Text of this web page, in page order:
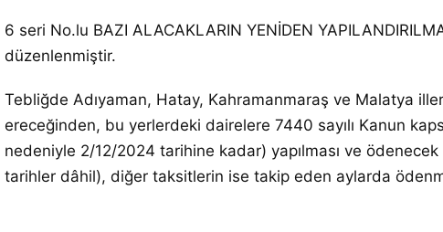
6 seri No.lu BAZI ALACAKLARIN YENİDEN
düzenlenmiştir.
Tebliğde Adıyaman, Hatay, Kahramanmaraş ve Malatya
ereceğinden, bu yerlerdeki dairelere 7440 sayılı Kanun
nedeniyle 2/12/2024 tarihine kadar) yapılması ve
tarihler dâhil), diğer taksitlerin ise takip eden aylarda